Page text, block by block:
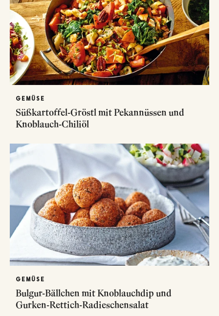
GEMÜSE
Süßkartoffel-Gröstl mit Pekannüssen und
Knoblauch-Chiliöl
GEMÜSE
Bulgur-Bällchen mit Knoblauchdip und
Gurken-Rettich-Radieschensalat